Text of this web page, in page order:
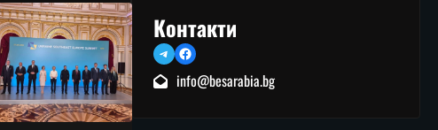
Контакти
TelegramFacebook
info@besarabia.bg